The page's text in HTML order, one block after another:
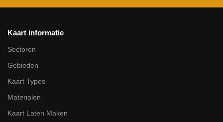
Kaart informatie
Sectoren
Gebieden
Kaart Types
Materialen
Kaart Laten Maken